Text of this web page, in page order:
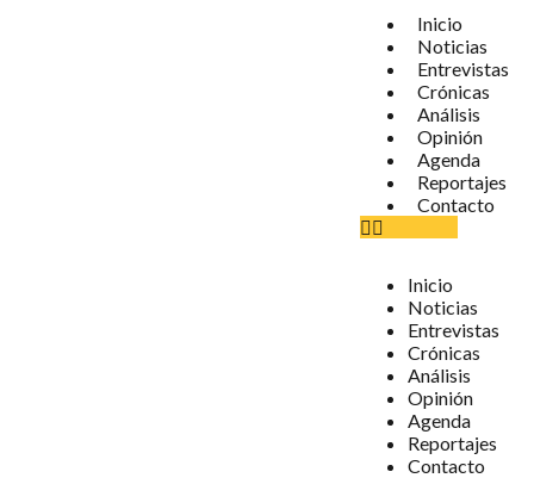
Inicio
Noticias
Entrevistas
Crónicas
Análisis
Opinión
Agenda
Reportajes
Contacto
Inicio
Noticias
Entrevistas
Crónicas
Análisis
Opinión
Agenda
Reportajes
Contacto